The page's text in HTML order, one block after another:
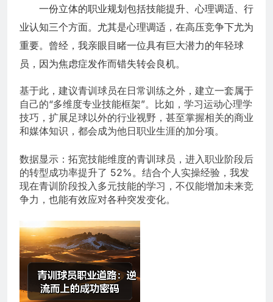
一份立体的职业规划包括技能提升、心理调适、行
业认知三个方面。尤其是心理调适，在高压竞争下尤为
重要。曾经，我亲眼目睹一位具有巨大潜力的年轻球
员，因为焦虑症发作而错失转会良机。
基于此，建议青训球员在日常训练之外，建立一套属于
自己的“多维度专业技能框架”。比如，学习运动心理学
技巧，扩展足球以外的行业视野，甚至掌握相关的商业
和媒体知识，都会成为他日职业生涯的加分项。
数据显示：拓宽技能维度的青训球员，进入职业阶段后
的转型成功率提升了 52%。结合个人实操经验，我发
现在青训阶段投入多元技能的学习，不仅能增加未来竞
争力，也能有效应对各种突发变化。